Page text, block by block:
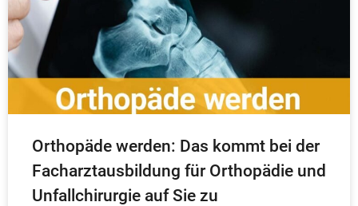
Orthopäde werden: Das kommt bei der
Facharztausbildung für Orthopädie und
Unfallchirurgie auf Sie zu